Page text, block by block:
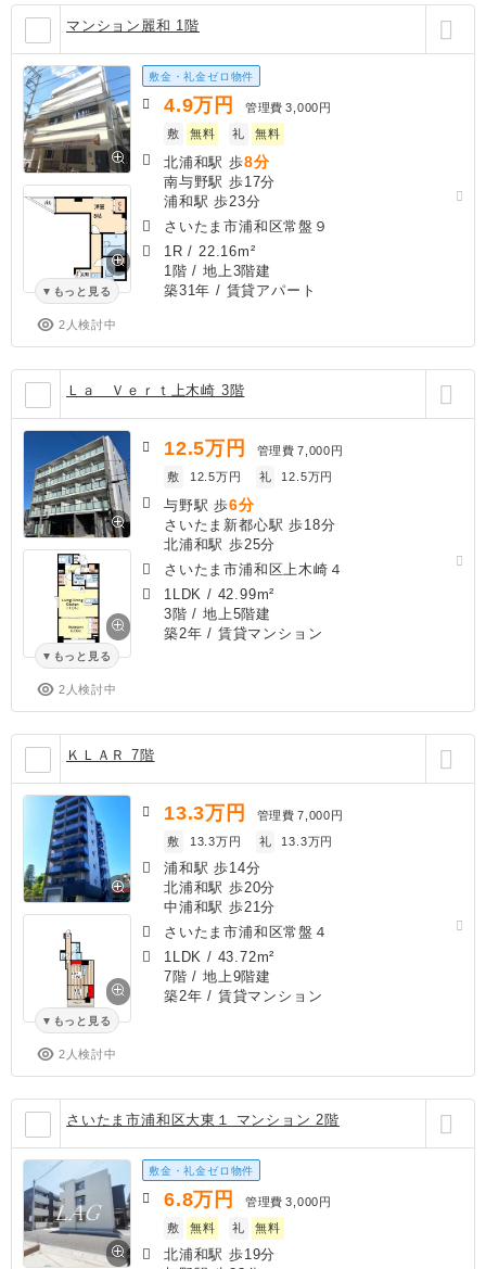
マンション麗和 1階
もっと見る
2人検討中
敷金・礼金ゼロ物件
4.9万円 管理費 3,000円
敷
無料 礼 無料
北浦和駅 歩8分
南与野駅 歩17分
浦和駅 歩23分
さいたま市浦和区常盤９
1R / 22.16m²
1階 / 地上3階建
築31年 / 賃貸アパート
Ｌａ Ｖｅｒｔ上木崎 3階
もっと見る
2人検討中
12.5万円 管理費 7,000円
敷
12.5万円 礼 12.5万円
与野駅 歩6分
さいたま新都心駅 歩18分
北浦和駅 歩25分
さいたま市浦和区上木崎４
1LDK / 42.99m²
3階 / 地上5階建
築2年 / 賃貸マンション
ＫＬＡＲ 7階
もっと見る
2人検討中
13.3万円 管理費 7,000円
敷
13.3万円 礼 13.3万円
浦和駅 歩14分
北浦和駅 歩20分
中浦和駅 歩21分
さいたま市浦和区常盤４
1LDK / 43.72m²
7階 / 地上9階建
築2年 / 賃貸マンション
さいたま市浦和区大東１ マンション 2階
敷金・礼金ゼロ物件
6.8万円 管理費 3,000円
敷
無料 礼 無料
北浦和駅 歩19分